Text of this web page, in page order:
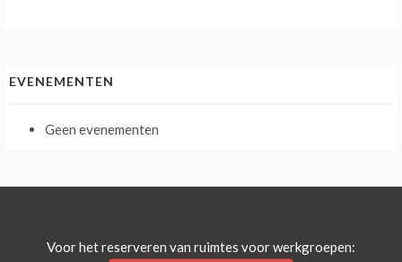
EVENEMENTEN
Geen evenementen
Voor het reserveren van ruimtes voor werkgroepen: